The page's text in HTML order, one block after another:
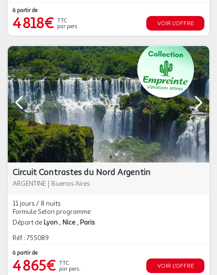
à partir de
4 818€ TTC
par pers.
VOIR L'OFFRE
Circuit Contrastes du Nord Argentin
ARGENTINE | Buenos Aires
11 jours / 8 nuits
Formule Selon programme
Départ de Lyon Nice Paris
Réf : 755089
à partir de
4 865€ TTC
par pers.
VOIR L'OFFRE